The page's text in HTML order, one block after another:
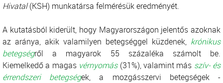
Hivatal(KSH) munkatársa felmérésük eredményét.
A kutatásból kiderült, hogy Magyarországon jelentős azoknak
az aránya, akik valamilyen betegséggel küzdenek, krónikus
betegségről a magyarok 55 százaléka számolt be.
Kiemelkedő a magas vérnyomás(31%), valamint más szív- és
érrendszeri betegségek, a mozgásszervi betegségek -